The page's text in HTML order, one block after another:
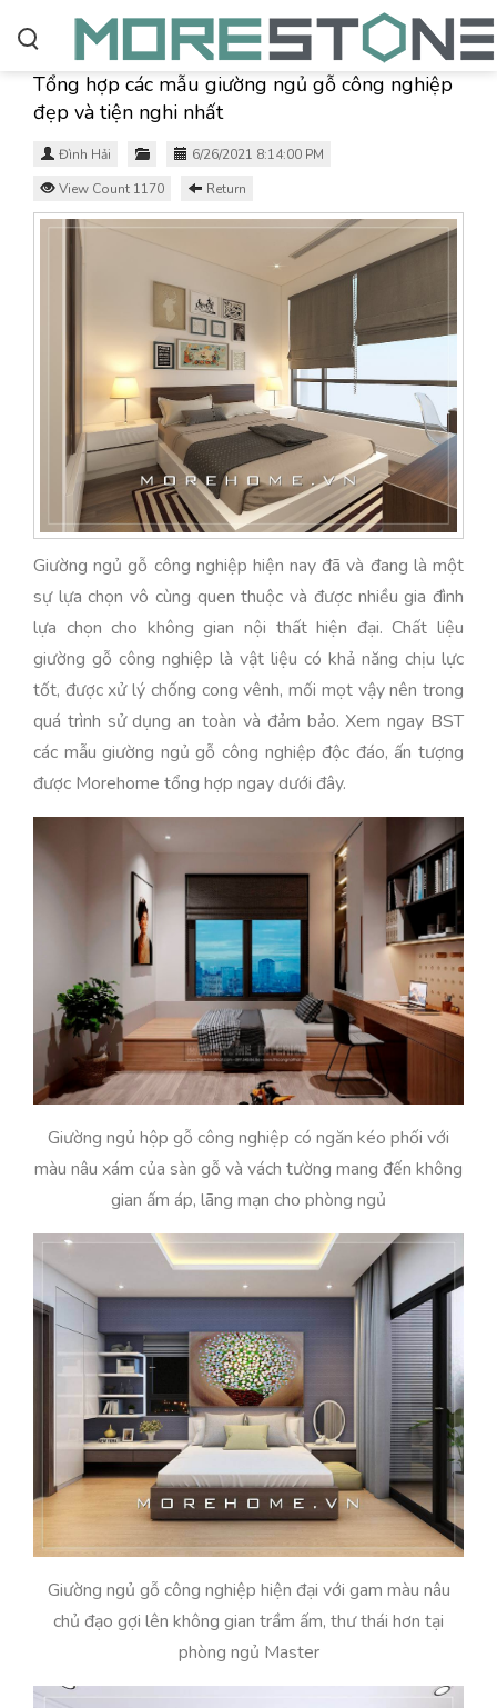
Tổng hợp các mẫu giường ngủ gỗ công nghiệp
đẹp và tiện nghi nhất
Đình Hải
6/26/2021 8:14:00 PM
View Count 1170
Return
Giường ngủ gỗ công nghiệp hiện nay đã và đang là một
sự lựa chọn vô cùng quen thuộc và được nhiều gia đình
lựa chọn cho không gian nội thất hiện đại. Chất liệu
giường gỗ công nghiệp là vật liệu có khả năng chịu lực
tốt, được xử lý chống cong vênh, mối mọt vậy nên trong
quá trình sử dụng an toàn và đảm bảo. Xem ngay BST
các mẫu giường ngủ gỗ công nghiệp độc đáo, ấn tượng
được Morehome tổng hợp ngay dưới đây.
Giường ngủ hộp gỗ công nghiệp có ngăn kéo phối với
màu nâu xám của sàn gỗ và vách tường mang đến không
gian ấm áp, lãng mạn cho phòng ngủ
Giường ngủ gỗ công nghiệp hiện đại với gam màu nâu
chủ đạo gợi lên không gian trầm ấm, thư thái hơn tại
phòng ngủ Master